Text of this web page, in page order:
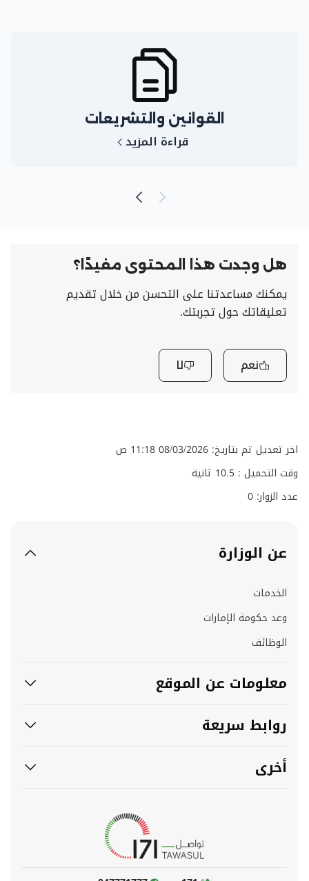
القوانين والتشريعات
قراءة المزيد
هل وجدت هذا المحتوى مفيدًا؟
يمكنك مساعدتنا على التحسن من خلال تقديم
تعليقاتك حول تجربتك.
نعم لا
اخر تعديل تم بتاريخ: 08/03/2026 11:18 ص
وقت التحميل : 10.5 ثانية
عدد الزوار: 0
عن الوزارة
الخدمات
وعد حكومة الإمارات
الوظائف
معلومات عن الموقع
روابط سريعة
أخرى